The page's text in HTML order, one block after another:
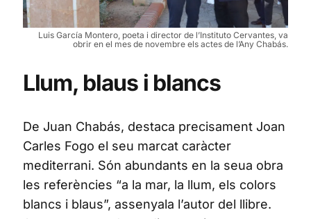
Luis García Montero, poeta i director de l’Instituto Cervantes, va
obrir en el mes de novembre els actes de l’Any Chabás.
Llum, blaus i blancs
De Juan Chabás, destaca precisament Joan
Carles Fogo el seu marcat caràcter
mediterrani. Són abundants en la seua obra
les referències “a la mar, la llum, els colors
blancs i blaus”, assenyala l’autor del llibre.